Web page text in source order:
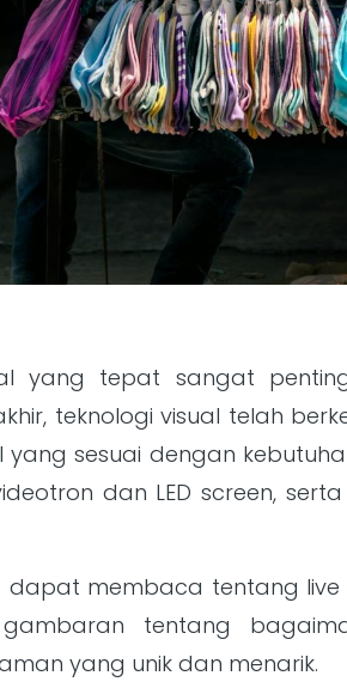
yang tepat sangat
teknologi visual telah
yang sesuai dengan
dan LED screen,
dapat membaca tentang
tentang
yang unik dan menarik.